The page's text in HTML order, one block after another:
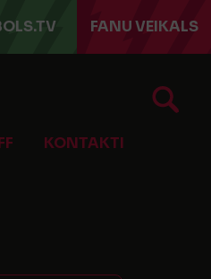
FANU VEIKALS
KONTAKTI